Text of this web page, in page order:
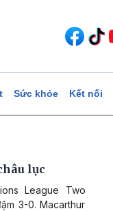
Sức khỏe Kết nối
lục
League Two
3-0. Macarthur